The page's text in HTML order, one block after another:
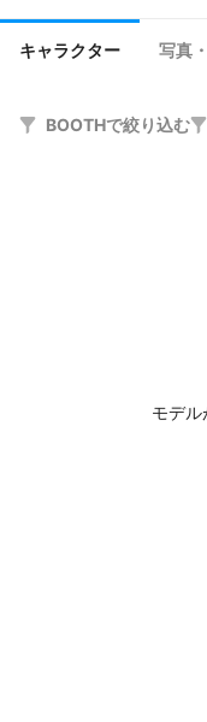
キャラクター 写真
BOOTHで絞り込む
モデ